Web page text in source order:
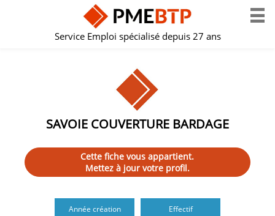
Service Emploi spécialisé depuis 27 ans
SAVOIE COUVERTURE BARDAGE
Cette fiche vous appartient.
Mettez à jour votre profil.
Année création Effectif